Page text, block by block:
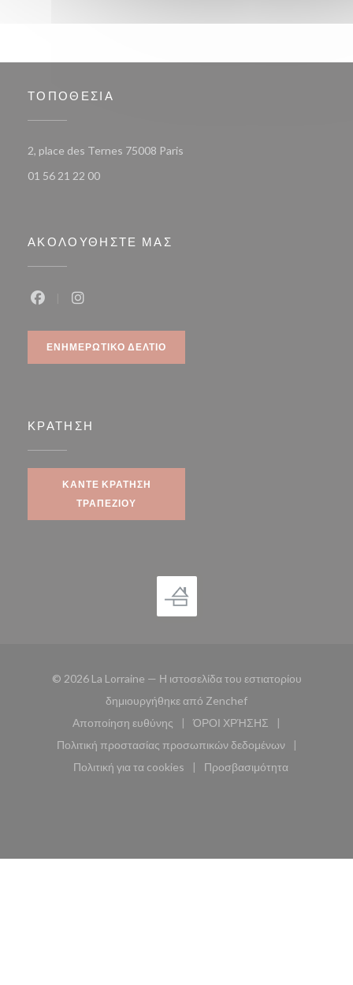
ΤΟΠΟΘΕΣΊΑ
2, place des Ternes 75008 Paris
01 56 21 22 00
ΑΚΟΛΟΥΘΉΣΤΕ ΜΑΣ
ΕΝΗΜΕΡΩΤΙΚΌ ΔΕΛΤΊΟ
ΚΡΆΤΗΣΗ
ΚΆΝΤΕ ΚΡΆΤΗΣΗ
ΤΡΑΠΕΖΙΟΎ
© 2026 La Lorraine — Η ιστοσελίδα του εστιατορίου
δημιουργήθηκε από Zenchef((ανοίγει σε νέο
Αποποίηση ευθύνης
((ανοίγει σε νέο παράθυρο))
ΌΡΟΙ ΧΡΉΣΗΣ
((ανοίγει σε νέο
Πολιτική προστασίας προσωπικών δεδομένων
((ανοίγει σε νέο παράθυρο))
Πολιτική για τα cookies
((ανοίγει σε νέο παράθυρο))
Προσβασιμότητα
((ανοίγει σε νέο